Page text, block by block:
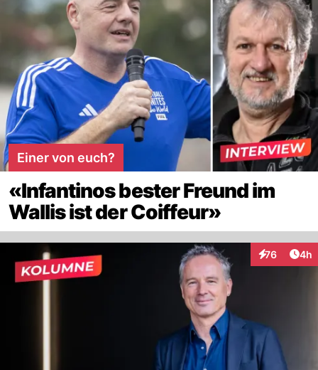
Einer von euch?
«Infantinos bester Freund im
Wallis ist der Coiffeur»
76
Interaktionen
4h